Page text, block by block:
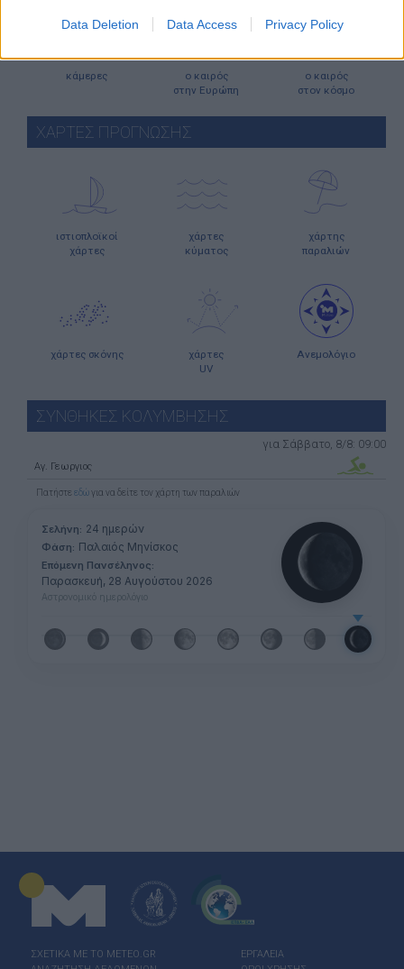
Data Deletion Data Access Privacy Policy
κάμερες
ο καιρός
στην Ευρώπη
ο καιρός
στον κόσμο
ΧΑΡΤΕΣ ΠΡΟΓΝΩΣΗΣ
ιστιοπλοϊκοί
χάρτες
χάρτες
κύματος
χάρτης
παραλιών
χάρτες σκόνης
χάρτες
UV
Ανεμολόγιο
ΣΥΝΘΗΚΕΣ ΚΟΛΥΜΒΗΣΗΣ
για Σάββατο, 8/8: 09:00
Αγ. Γεωργιος
Πατήστε εδώγια να δείτε τον χάρτη των παραλιών
Σελήνη: 24 ημερών
Φάση: Παλαιός Μηνίσκος
Επόμενη Πανσέληνος:
Παρασκευή, 28 Αυγούστου 2026
Αστρονομικό ημερολόγιο
ΣΧΕΤΙΚΑ ΜΕ ΤΟ ΜΕΤΕΟ.GR
ΕΡΓΑΛΕΙΑ